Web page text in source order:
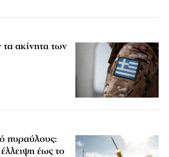
ακίνητα των
πυραύλους:
έως το